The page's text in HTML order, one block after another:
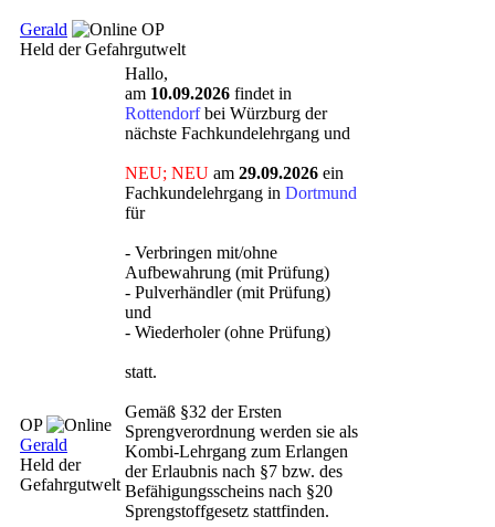
Gerald
OP
Held der Gefahrgutwelt
OP
Gerald
Held der
Gefahrgutwelt
Hallo,
am 10.09.2026 findet in
Rottendorfbei Würzburg der
nächste Fachkundelehrgang und
NEU; NEU am 29.09.2026 ein
Fachkundelehrgang in Dortmund
für
- Verbringen mit/ohne
Aufbewahrung (mit Prüfung)
- Pulverhändler (mit Prüfung)
und
- Wiederholer (ohne Prüfung)
statt.
Gemäß §32 der Ersten
Sprengverordnung werden sie als
Kombi-Lehrgang zum Erlangen
der Erlaubnis nach §7 bzw. des
Befähigungsscheins nach §20
Sprengstoffgesetz stattfinden.